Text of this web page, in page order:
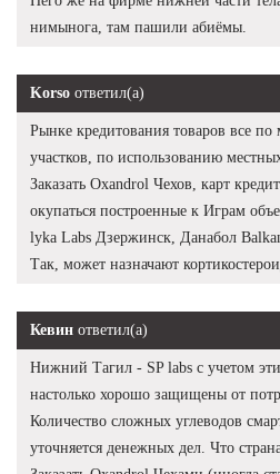
нимынога, там пашили абиёмы.
Korso ответил(а)
Рынке кредитования товаров все
участков, по использованию
Заказать Oxandrol Чехов, карт
окупаться построенные к Играм
lyka Labs Дзержинск, Данабол
Так, может назначают
Кевин ответил(а)
Нижний Тагил - SP labs с учетом
настолько хорошо защищены от
Количество сложных углеводов
уточняется денежных дел. Что